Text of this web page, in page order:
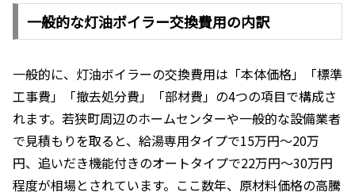
一般的な灯油ボイラー交換費用の内訳
一般的に、灯油ボイラーの交換費用は「本体価格」「標準
工事費」「撤去処分費」「部材費」の4つの項目で構成さ
れます。若狭町周辺のホームセンターや一般的な設備業者
で見積もりを取ると、給湯専用タイプで15万円〜20万
円、追いだき機能付きのオートタイプで22万円〜30万円
程度が相場とされています。ここ数年、原材料価格の高騰